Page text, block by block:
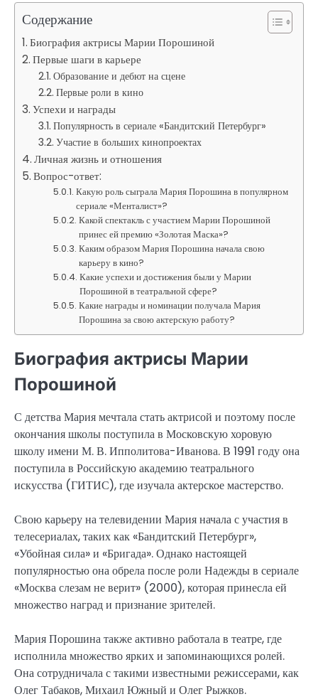
Содержание
Биография актрисы Марии Порошиной
Первые шаги в карьере
Образование и дебют на сцене
Первые роли в кино
Успехи и награды
Популярность в сериале «Бандитский Петербург»
Участие в больших кинопроектах
Личная жизнь и отношения
Вопрос-ответ:
Какую роль сыграла Мария Порошина в популярном
сериале «Менталист»?
Какой спектакль с участием Марии Порошиной
принес ей премию «Золотая Маска»?
Каким образом Мария Порошина начала свою
карьеру в кино?
Какие успехи и достижения были у Марии
Порошиной в театральной сфере?
Какие награды и номинации получала Мария
Порошина за свою актерскую работу?
Биография актрисы Марии
Порошиной
С детства Мария мечтала стать актрисой и поэтому после
окончания школы поступила в Московскую хоровую
школу имени М. В. Ипполитова-Иванова. В 1991 году она
поступила в Российскую академию театрального
искусства (ГИТИС), где изучала актерское мастерство.
Свою карьеру на телевидении Мария начала с участия в
телесериалах, таких как «Бандитский Петербург»,
«Убойная сила» и «Бригада». Однако настоящей
популярностью она обрела после роли Надежды в сериале
«Москва слезам не верит» (2000), которая принесла ей
множество наград и признание зрителей.
Мария Порошина также активно работала в театре, где
исполнила множество ярких и запоминающихся ролей.
Она сотрудничала с такими известными режиссерами, как
Олег Табаков, Михаил Южный и Олег Рыжков.